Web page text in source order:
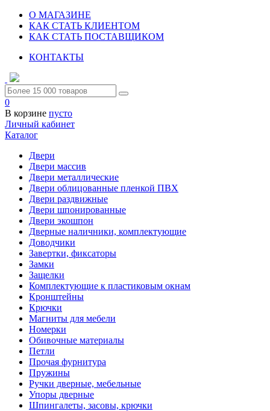
О МАГАЗИНЕ
КАК СТАТЬ КЛИЕНТОМ
КАК СТАТЬ ПОСТАВЩИКОМ
КОНТАКТЫ
0
В корзине пусто
Личный кабинет
Каталог
Двери
Двери массив
Двери металлические
Двери облицованные пленкой ПВХ
Двери раздвижные
Двери шпонированные
Двери экошпон
Дверные наличники, комплектующие
Доводчики
Завертки, фиксаторы
Замки
Защелки
Комплектующие к пластиковым окнам
Кронштейны
Крючки
Магниты для мебели
Номерки
Обивочные материалы
Петли
Прочая фурнитура
Пружины
Ручки дверные, мебельные
Упоры дверные
Шпингалеты, засовы, крючки